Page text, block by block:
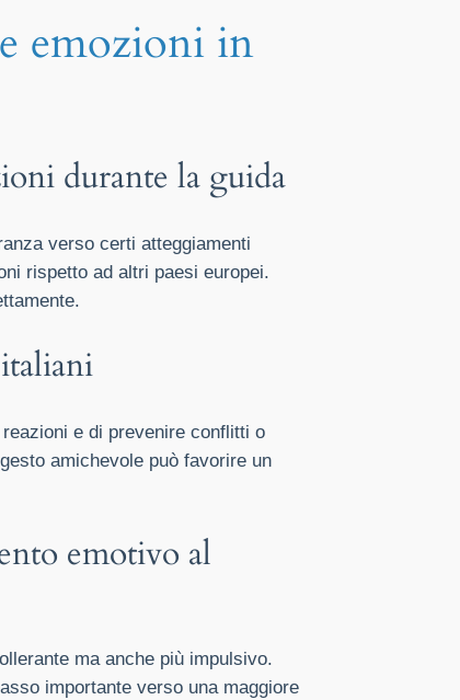
emozioni in
durante la guida
verso certi atteggiamenti
rispetto ad altri paesi europei.
e di prevenire conflitti o
amichevole può favorire un
emotivo al
ma anche più impulsivo.
importante verso una maggiore